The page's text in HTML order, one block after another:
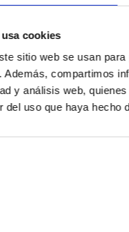
cookies
sitio web se usan
Además, compartimos
y análisis web,
del uso que haya hecho
Onlineshop - All Rights